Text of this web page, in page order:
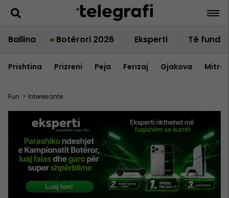
Ballina Botërori 2026 Eksperti Të fundit
Prishtina Prizreni Peja Ferizaj Gjakova
Fun > Interesante